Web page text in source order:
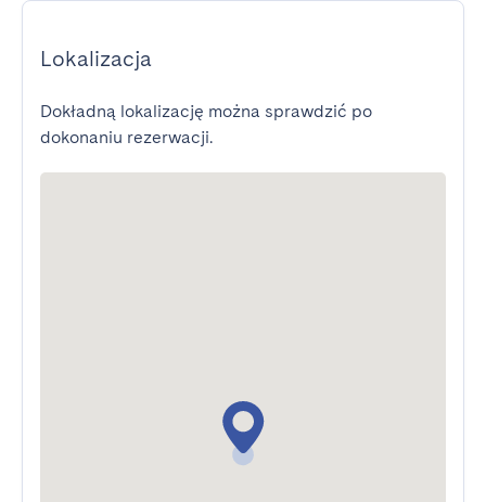
Lokalizacja
Dokładną lokalizację można sprawdzić po
dokonaniu rezerwacji.